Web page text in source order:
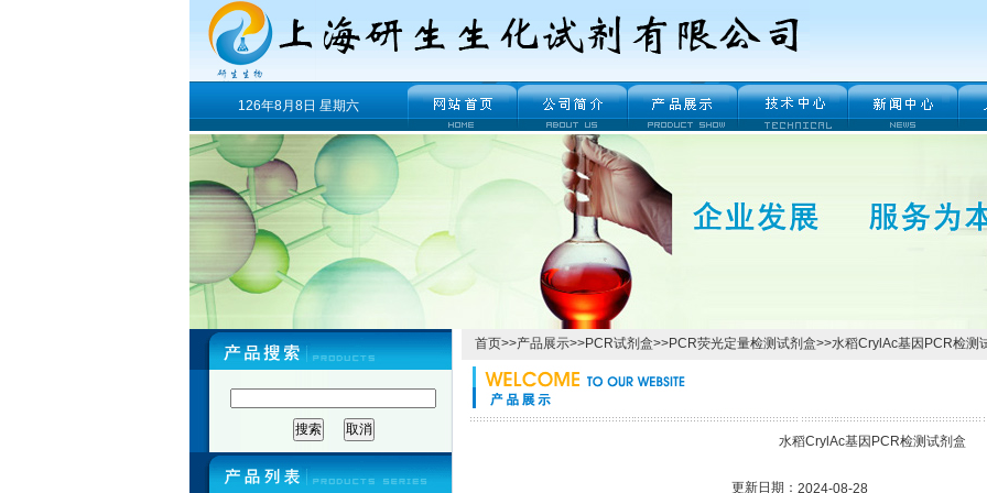
126年8月8日 星期六
首页>>产品展示>>PCR试剂盒>>PCR荧光定量检测试剂盒>>水稻CrylAc基因PCR检测
水稻CrylAc基因PCR检测试剂盒
更新日期： 2024-08-28